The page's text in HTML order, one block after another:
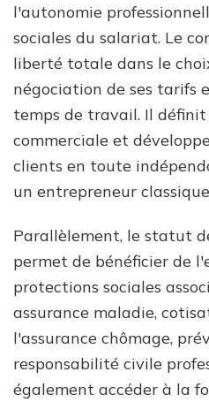
l'autonomie
sociales du salariat. Le
liberté totale dans le
négociation de ses tarifs
temps de travail. Il
commerciale et
clients en toute
un entrepreneur
Parallèlement, le statut
permet de bénéficier de
protections sociales
assurance maladie,
l'assurance chômage,
responsabilité civile
également accéder à la